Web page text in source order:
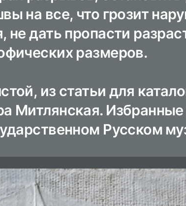
на все, что грозит
не дать пропасти
размеров.
из статьи для
Митлянская.
Русском